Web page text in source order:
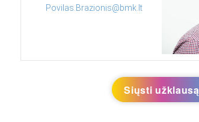
Povilas.Brazionis@bmk.lt
Siųsti užklausą